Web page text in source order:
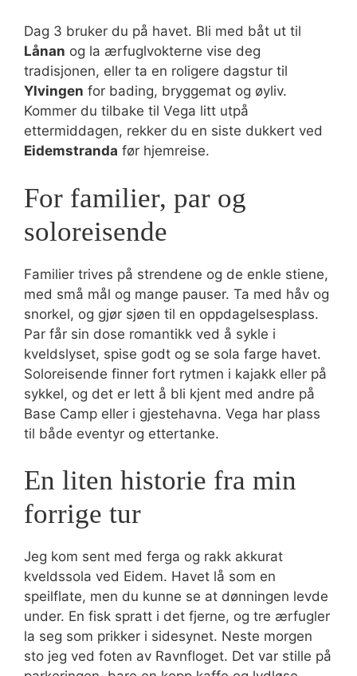
Dag 3 bruker du på havet. Bli med båt ut til
Lånan og la ærfuglvokterne vise deg
tradisjonen, eller ta en roligere dagstur til
Ylvingen for bading, bryggemat og øyliv.
Kommer du tilbake til Vega litt utpå
ettermiddagen, rekker du en siste dukkert ved
Eidemstranda før hjemreise.
For familier, par og
soloreisende
Familier trives på strendene og de enkle stiene,
med små mål og mange pauser. Ta med håv og
snorkel, og gjør sjøen til en oppdagelsesplass.
Par får sin dose romantikk ved å sykle i
kveldslyset, spise godt og se sola farge havet.
Soloreisende finner fort rytmen i kajakk eller på
sykkel, og det er lett å bli kjent med andre på
Base Camp eller i gjestehavna. Vega har plass
til både eventyr og ettertanke.
En liten historie fra min
forrige tur
Jeg kom sent med ferga og rakk akkurat
kveldssola ved Eidem. Havet lå som en
speilflate, men du kunne se at dønningen levde
under. En fisk spratt i det fjerne, og tre ærfugler
la seg som prikker i sidesynet. Neste morgen
sto jeg ved foten av Ravnfloget. Det var stille på